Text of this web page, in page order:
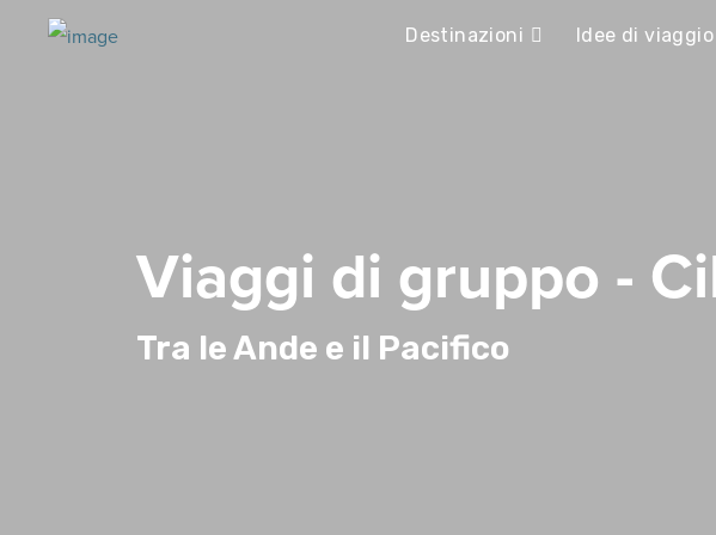
Destinazioni Idee di viaggio
Viaggi di gruppo -
Tra le Ande e il Pacifico